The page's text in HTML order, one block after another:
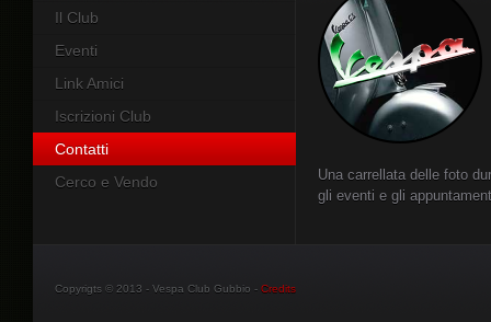
Il Club
Eventi
Link Amici
Iscrizioni Club
Contatti
Cerco e Vendo
Una carrellata delle foto
gli eventi e gli
Copyrigts © 2013 - Vespa Club Gubbio - Credits